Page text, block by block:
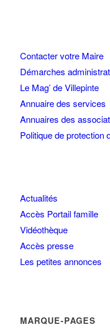
Contacter votre Maire
Démarches
Le Mag’ de Villepinte
Annuaire des services
Annuaires des
Politique de protection
Actualités
Accès Portail famille
Vidéothèque
Accès presse
Les petites annonces
MARQUE-PAGES